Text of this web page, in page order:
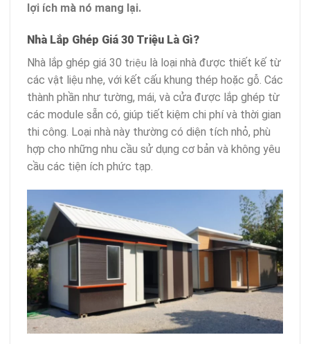
lợi ích mà nó mang lại.
Nhà Lắp Ghép Giá 30 Triệu Là Gì?
Nhà lắp ghép giá 30 triệu là loại nhà được thiết kế từ
các vật liệu nhẹ, với kết cấu khung thép hoặc gỗ. Các
thành phần như tường, mái, và cửa được lắp ghép từ
các module sẵn có, giúp tiết kiệm chi phí và thời gian
thi công. Loại nhà này thường có diện tích nhỏ, phù
hợp cho những nhu cầu sử dụng cơ bản và không yêu
cầu các tiện ích phức tạp.